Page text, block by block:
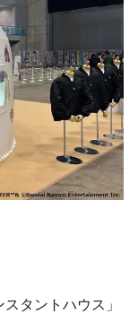
タントハウス」